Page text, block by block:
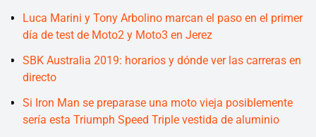
Luca Marini y Tony Arbolino marcan el paso en el primer
día de test de Moto2 y Moto3 en Jerez
SBK Australia 2019: horarios y dónde ver las carreras en
directo
Si Iron Man se preparase una moto vieja posiblemente
sería esta Triumph Speed Triple vestida de aluminio